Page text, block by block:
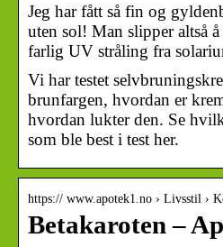
Jeg har fått så fin og
uten sol! Man slipper altså
farlig UV stråling fra
Vi har testet
brunfargen, hvordan er
hvordan lukter den. Se
som ble best i test her.
https:// www.apotek1.no › Livsstil ›
Betakaroten –